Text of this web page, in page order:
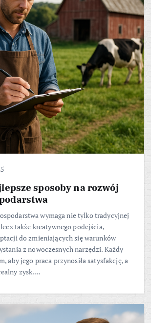
sposoby na rozwój
wymaga nie tylko tradycyjnej
także kreatywnego podejścia,
do zmieniających się warunków
z nowoczesnych narzędzi. Każdy
aby jego praca przynosiła satysfakcję, a
zysk.…